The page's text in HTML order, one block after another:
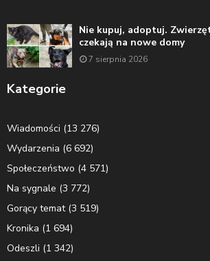
Nie kupuj, adoptuj.
czekają na nowe domy
7 sierpnia 2026
Kategorie
Wiadomości (13 276)
Wydarzenia (6 692)
Społeczeństwo (4 571)
Na sygnale (3 772)
Gorący temat(3 519)
Kronika (1 694)
Odeszli (1 342)